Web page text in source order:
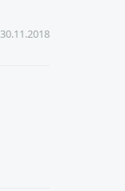
30.11.2018